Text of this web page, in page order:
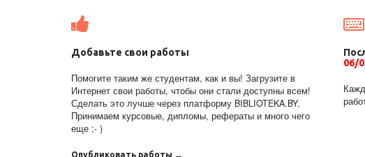
Добавьте свои работы
Помогите таким же студентам, как и вы! Загрузите в
Интернет свои работы, чтобы они стали доступны всем!
Сделать это лучше через платформу BIBLIOTEKA.BY.
Принимаем курсовые, дипломы, рефераты и много чего
еще ;- )
Опубликовать работы →
06/